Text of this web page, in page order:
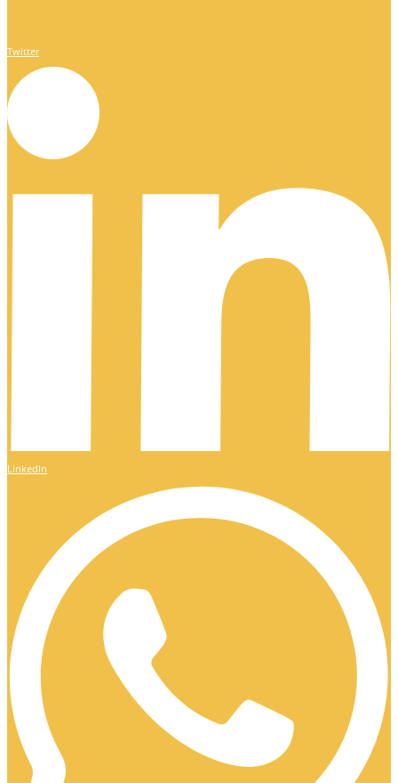
Twitter
LinkedIn